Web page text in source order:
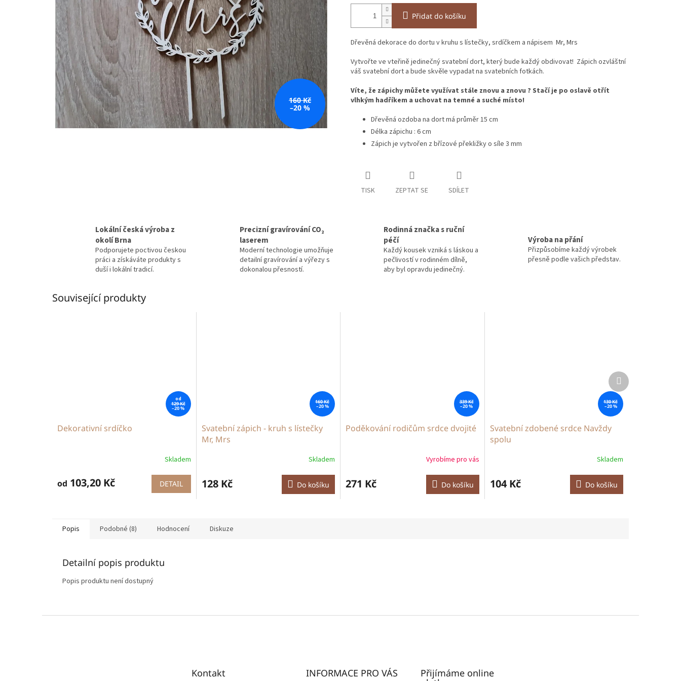
160 Kč
–20 %
Přidat do košíku
Dřevěná dekorace do dortu v kruhu s lístečky, srdíčkem a nápisem Mr, Mrs
Vytvořte ve vteřině jedinečný svatební dort, který bude každý obdivovat! Zápich ozvláštní
váš svatební dort a bude skvěle vypadat na svatebních fotkách.
Víte, že zápichy můžete využívat stále znovu a znovu ? Stačí je po oslavě otřít
vlhkým hadříkem a uchovat na temné a suché místo!
Dřevěná ozdoba na dort má průměr 15 cm
Délka zápichu : 6 cm
Zápich je vytvořen z břízové překližky o síle 3 mm
TISK ZEPTAT SE SDÍLET
Lokální česká výroba z
okolí Brna
Podporujete poctivou českou
práci a získáváte produkty s
duší i lokální tradicí.
Precizní gravírování CO₂
laserem
Moderní technologie umožňuje
detailní gravírování a výřezy s
dokonalou přesností.
Rodinná značka s ruční
péčí
Každý kousek vzniká s láskou a
pečlivostí v rodinném dílně,
aby byl opravdu jedinečný.
Výroba na přání
Přizpůsobíme každý výrobek
přesně podle vašich představ.
Související produkty
od
129 Kč
–20 %
Dekorativní srdíčko
Skladem
od 103,20 Kč DETAIL
160 Kč
–20 %
Svatební zápich - kruh s lístečky
Mr, Mrs
Skladem
128 Kč Do košíku
339 Kč
–20 %
Poděkování rodičům srdce dvojité
Vyrobíme pro vás
271 Kč Do košíku
130 Kč
–20 %
Svatební zdobené srdce Navždy
spolu
Skladem
104 Kč Do košíku
Další
produkt
Popis Podobné (8) Hodnocení Diskuze
Detailní popis produktu
Popis produktu není dostupný
Kontakt INFORMACE PRO VÁS Přijímáme online